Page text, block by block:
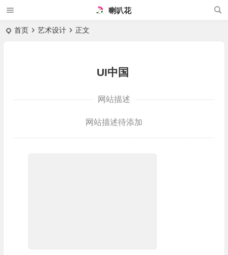
喇叭花
首页 艺术设计 正文
UI中国
网站描述
网站描述待添加